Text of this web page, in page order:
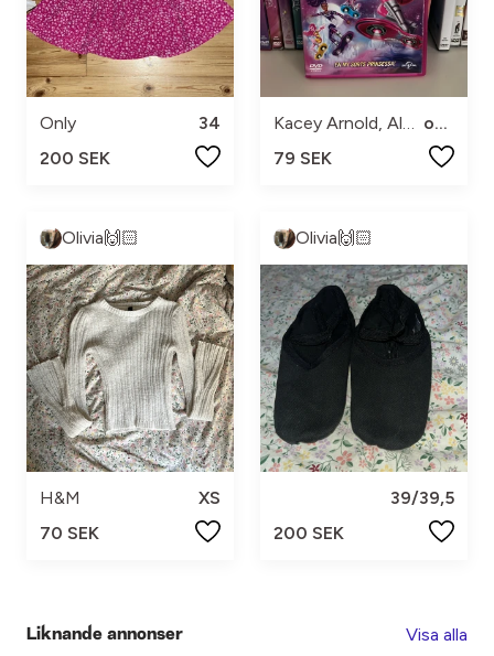
Only
34
200 SEK
Kacey Arnold, Alexandra Kavada, Tony Bunn
one size
79 SEK
Olivia🙌🏻
H&M
XS
70 SEK
Olivia🙌🏻
39/39,5
200 SEK
Liknande annonser Visa alla